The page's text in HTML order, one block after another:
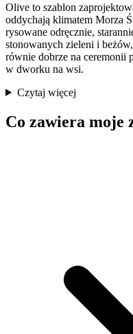
Olive to szablon
oddychają klimatem Morza
rysowane odręcznie,
stonowanych zieleni i
równie dobrze na ceremonii
w dworku na wsi.
Czytaj więcej
Co zawiera moje